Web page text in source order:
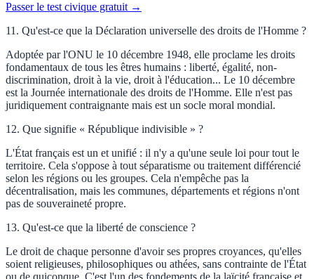
Passer le test civique gratuit →
11 . Qu'est-ce que la Déclaration universelle des droits de l'Homme ?
Adoptée par l'ONU le 10 décembre 1948, elle proclame les droits
fondamentaux de tous les êtres humains : liberté, égalité, non-
discrimination, droit à la vie, droit à l'éducation... Le 10 décembre
est la Journée internationale des droits de l'Homme. Elle n'est pas
juridiquement contraignante mais est un socle moral mondial.
12. Que signifie « République indivisible » ?
L'État français est un et unifié : il n'y a qu'une seule loi pour tout le
territoire. Cela s'oppose à tout séparatisme ou traitement différencié
selon les régions ou les groupes. Cela n'empêche pas la
décentralisation, mais les communes, départements et régions n'ont
pas de souveraineté propre.
13. Qu'est-ce que la liberté de conscience ?
Le droit de chaque personne d'avoir ses propres croyances, qu'elles
soient religieuses, philosophiques ou athées, sans contrainte de l'État
ou de quiconque. C'est l'un des fondements de la laïcité française et